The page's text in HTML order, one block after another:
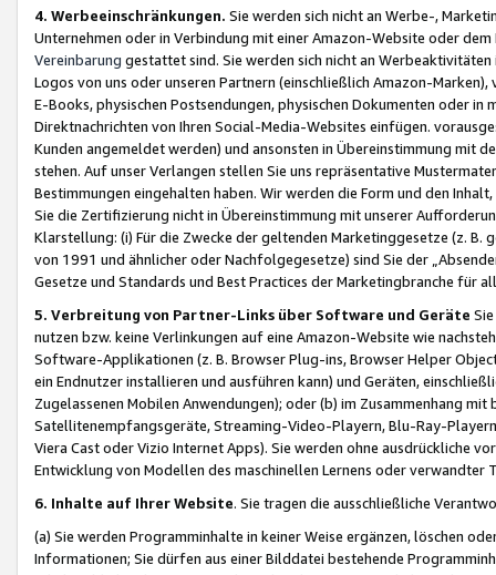
4. Werbeeinschränkungen. Sie werden sich nicht an Werbe-,
Unternehmen oder in Verbindung mit einer Amazon-Website oder
Vereinbarung gestattet sind. Sie werden sich nicht an
Logos von uns oder unseren Partnern (einschließlich Amazon-
E-Books, physischen Postsendungen, physischen Dokumenten oder in
Direktnachrichten von Ihren Social-Media-Websites einfügen.
Kunden angemeldet werden) und ansonsten in Übereinstimmung mit
stehen. Auf unser Verlangen stellen Sie uns repräsentative
Bestimmungen eingehalten haben. Wir werden die Form und den
Sie die Zertifizierung nicht in Übereinstimmung mit unserer
Klarstellung: (i) Für die Zwecke der geltenden Marketinggesetze (z. B.
von 1991 und ähnlicher oder Nachfolgegesetze) sind Sie der
Gesetze und Standards und Best Practices der Marketingbranche für
5. Verbreitung von Partner-Links über Software und Geräte
nutzen bzw. keine Verlinkungen auf eine Amazon-Website wie
Software-Applikationen (z. B. Browser Plug-ins, Browser Helper
ein Endnutzer installieren und ausführen kann) und Geräten,
Zugelassenen Mobilen Anwendungen); oder (b) im Zusammenhang
Satellitenempfangsgeräte, Streaming-Video-Playern, Blu-Ray-
Viera Cast oder Vizio Internet Apps). Sie werden ohne ausdrückliche
Entwicklung von Modellen des maschinellen Lernens oder
6. Inhalte auf Ihrer Website. Sie tragen die ausschließliche
(a) Sie werden Programminhalte in keiner Weise ergänzen, löschen
Informationen; Sie dürfen aus einer Bilddatei bestehende